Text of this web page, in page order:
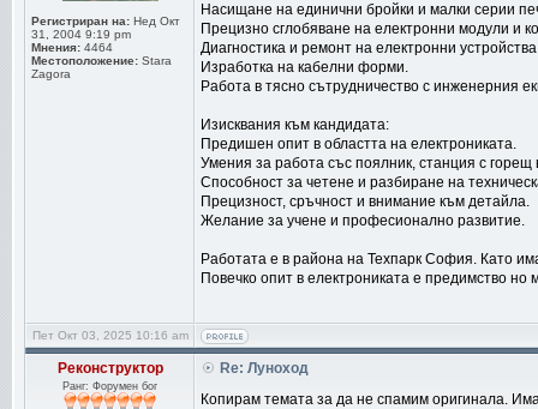
Регистриран на: Нед Окт
31, 2004 9:19 pm
Мнения: 4464
Местоположение: Stara
Zagora
Насищане на единични бройки и малки серии
Прецизно сглобяване на електронни модули и
Диагностика и ремонт на електронни
Изработка на кабелни форми.
Работа в тясно сътрудничество с инженерния
Изисквания към кандидата:
Предишен опит в областта на електрониката.
Умения за работа със поялник, станция с
Способност за четене и разбиране на
Прецизност, сръчност и внимание към детайла.
Желание за учене и професионално развитие.
Работата е в района на Техпарк София. Като
Повечко опит в електрониката е предимство
Пет Окт 03, 2025 10:16 am
Реконструктор
Ранг: Форумен бог
Re: Луноход
Копирам темата за да не спамим оригинала.